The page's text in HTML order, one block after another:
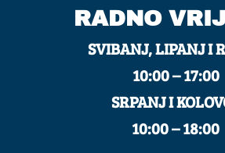
RADNO
SVIBANJ, LIPANJ I
10:00 – 17:00
SRPANJ I
10:00 – 18:00